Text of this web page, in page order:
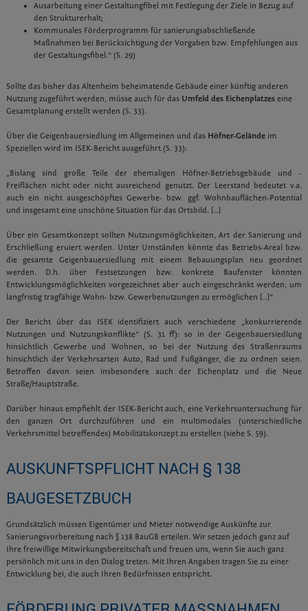
Ausarbeitung einer Gestaltungfibel mit Festlegung der Ziele in Bezug auf
den Strukturerhalt;
Kommunales Förderprogramm für sanierungsabschließende
Maßnahmen bei Berücksichtigung der Vorgaben bzw. Empfehlungen aus
der Gestaltungsfibel.“ (S. 29)
Sollte das bisher das Altenheim beheimatende Gebäude einer künftig anderen
Nutzung zugeführt werden, müsse auch für das Umfeld des Eichenplatzes eine
Gesamtplanung erstellt werden (S. 33).
Über die Geigenbauersiedlung im Allgemeinen und das Höfner-Gelände im
Speziellen wird im ISEK-Bericht ausgeführt (S. 33):
„Bislang sind große Teile der ehemaligen Höfner-Betriebsgebäude und -
Freiflächen nicht oder nicht ausreichend genutzt. Der Leerstand bedeutet v.a.
auch ein nicht ausgeschöpftes Gewerbe- bzw. ggf. Wohnbauflächen-Potential
und insgesamt eine unschöne Situation für das Ortsbild. […]
Über ein Gesamtkonzept sollten Nutzungsmöglichkeiten, Art der Sanierung und
Erschließung eruiert werden. Unter Umständen könnte das Betriebs-Areal bzw.
die gesamte Geigenbauersiedlung mit einem Bebauungsplan neu geordnet
werden. D.h. über Festsetzungen bzw. konkrete Baufenster könnten
Entwicklungsmöglichkeiten vorgezeichnet aber auch eingeschränkt werden, um
langfristig tragfähige Wohn- bzw. Gewerbenutzungen zu ermöglichen […]“
Der Bericht über das ISEK identifiziert auch verschiedene „konkurrierende
Nutzungen und Nutzungskonflikte“ (S. 31 ff): so in der Geigenbauersiedlung
hinsichtlich Gewerbe und Wohnen, so bei der Nutzung des Straßenraums
hinsichtlich der Verkehrsarten Auto, Rad und Fußgänger, die zu ordnen seien.
Betroffen davon seien insbesondere auch der Eichenplatz und die Neue
Straße/Hauptstraße.
Darüber hinaus empfiehlt der ISEK-Bericht auch, eine Verkehrsuntersuchung für
den ganzen Ort durchzuführen und ein multimodales (unterschiedliche
Verkehrsmittel betreffendes) Mobilitätskonzept zu erstellen (siehe S. 59).
AUSKUNFTSPFLICHT NACH § 138
BAUGESETZBUCH
Grundsätzlich müssen Eigentümer und Mieter notwendige Auskünfte zur
Sanierungsvorbereitung nach § 138 BauGB erteilen. Wir setzen jedoch ganz auf
Ihre freiwillige Mitwirkungsbereitschaft und freuen uns, wenn Sie auch ganz
persönlich mit uns in den Dialog treten. Mit Ihren Angaben tragen Sie zu einer
Entwicklung bei, die auch Ihren Bedürfnissen entspricht.